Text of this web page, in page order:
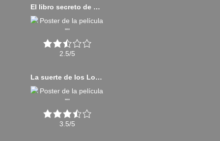
El libro secreto de Henry (2017)
2.5/5
La suerte de los Logan (2017)
3.5/5